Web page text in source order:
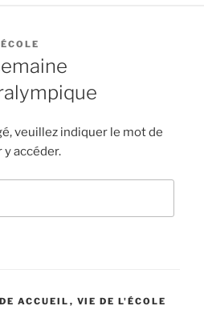
veuillez indiquer le mot de
accéder.
ACCUEIL , VIE DE L'ÉCOLE